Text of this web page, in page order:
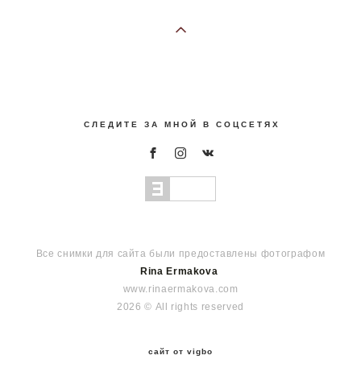
С Л Е Д И Т Е З А М Н О Й В С О Ц С Е Т Я Х
Rina Ermakova
www.rinaermakova.com
2026 © All rights reserved
сайт от vigbo